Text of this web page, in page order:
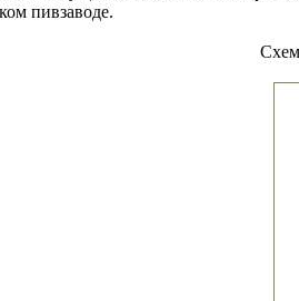
пивзаводе.